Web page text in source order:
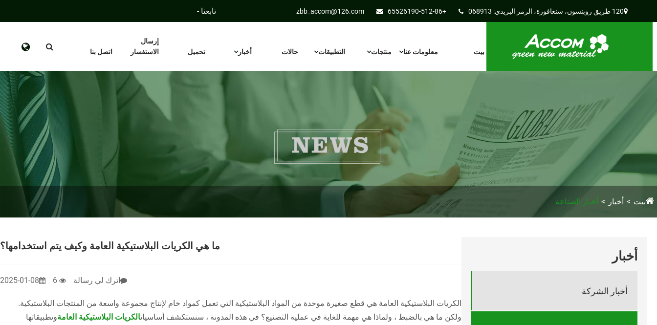
120 طريق روبنسون، سنغافورة، الرمز البريدي: 068913 +86-512-65526190
zbb_accom@126.com تابعنا -
بيت معلومات عنا منتجات التطبيقات حالات أخبار تحميل
إرسال
الاستفسار
اتصل بنا
بيت أخبار أخبار الصناعة
أخبار
أخبار الشركة
ما هي الكريات البلاستيكية العامة وكيف يتم استخدامها؟
2025-01-08 اترك لي رسالة
الكريات البلاستيكية العامة هي قطع صغيرة موحدة من المواد البلاستيكية التي تعمل كمواد خام لإنتاج مجموعة واسعة من المنتجات البلاستيكية.
ولكن ما هي بالضبط ، ولماذا هي مهمة للغاية في عملية التصنيع؟ في هذه المدونة ، سنستكشف أساسياتالكريات البلاستيكية العامةوتطبيقاتها